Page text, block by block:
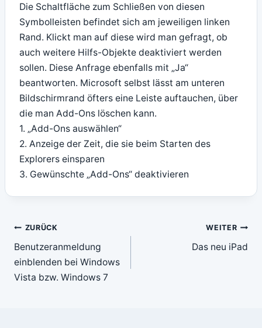
Die Schaltfläche zum Schließen von diesen
Symbolleisten befindet sich am jeweiligen linken
Rand. Klickt man auf diese wird man gefragt, ob
auch weitere Hilfs-Objekte deaktiviert werden
sollen. Diese Anfrage ebenfalls mit „Ja“
beantworten. Microsoft selbst lässt am unteren
Bildschirmrand öfters eine Leiste auftauchen, über
die man Add-Ons löschen kann.
1. „Add-Ons auswählen“
2. Anzeige der Zeit, die sie beim Starten des
Explorers einsparen
3. Gewünschte „Add-Ons“ deaktivieren
Beitragsnavigation
ZURÜCK
Benutzeranmeldung
einblenden bei Windows
Vista bzw. Windows 7
WEITER
Das neu iPad